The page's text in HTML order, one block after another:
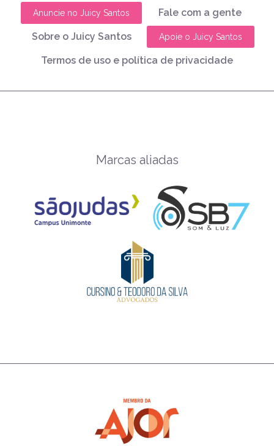
Anuncie no Juicy Santos Fale com a gente
Sobre o Juicy Santos Apoie o Juicy Santos
Termos de uso e política de privacidade
Marcas aliadas